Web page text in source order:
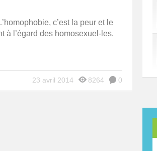
c’est la peur et le
à l’égard des homosexuel-les.
0
8264
23 avril 2014